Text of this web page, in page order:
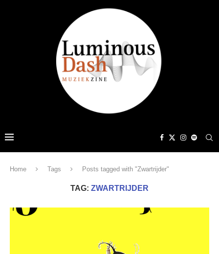
Home Tags Posts tagged with "Zwartrijder"
TAG: ZWARTRIJDER